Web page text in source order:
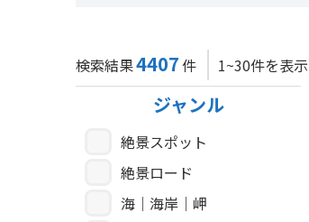
検索結果4407件 1~30件を表示
ジャンル
絶景スポット
絶景ロード
海｜海岸｜岬